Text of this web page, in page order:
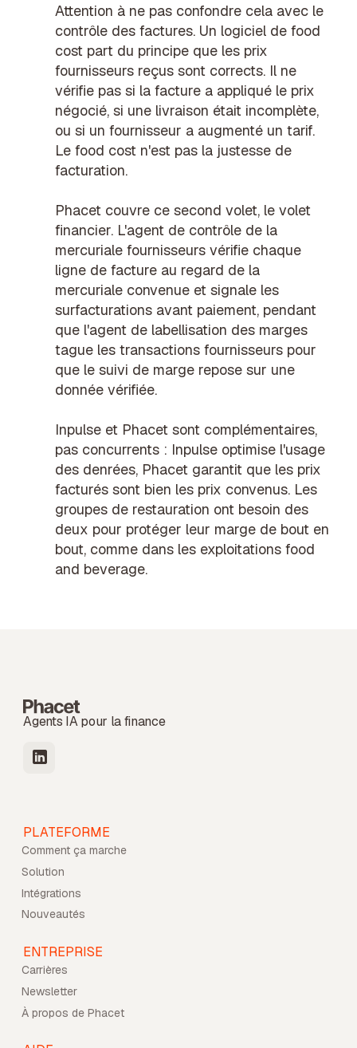
Attention à ne pas confondre cela avec le
contrôle des factures. Un logiciel de food
cost part du principe que les prix
fournisseurs reçus sont corrects. Il ne
vérifie pas si la facture a appliqué le prix
négocié, si une livraison était incomplète,
ou si un fournisseur a augmenté un tarif.
Le food cost n'est pas la justesse de
facturation.
Phacet couvre ce second volet, le volet
financier. L'agent de contrôle de la
mercuriale fournisseurs vérifie chaque
ligne de facture au regard de la
mercuriale convenue et signale les
surfacturations avant paiement, pendant
que l'agent de labellisation des marges
tague les transactions fournisseurs pour
que le suivi de marge repose sur une
donnée vérifiée.
Inpulse et Phacet sont complémentaires,
pas concurrents : Inpulse optimise l'usage
des denrées, Phacet garantit que les prix
facturés sont bien les prix convenus. Les
groupes de restauration ont besoin des
deux pour protéger leur marge de bout en
bout, comme dans les exploitationsfood
and beverage.
Agents IA pour la finance
PLATEFORME
Comment ça marche
Solution
Intégrations
Nouveautés
ENTREPRISE
Carrières
Newsletter
À propos de Phacet